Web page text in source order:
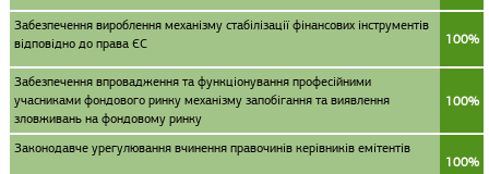
Забезпечення вироблення механізму стабілізації фінансових інструментів
відповідно до права ЄС
100%
Забезпечення впровадження та функціонування професійними
учасниками фондового ринку механізму запобігання та виявлення
зловживань на фондовому ринку
100%
Законодавче урегулювання вчинення правочинів керівників емітентів
100%